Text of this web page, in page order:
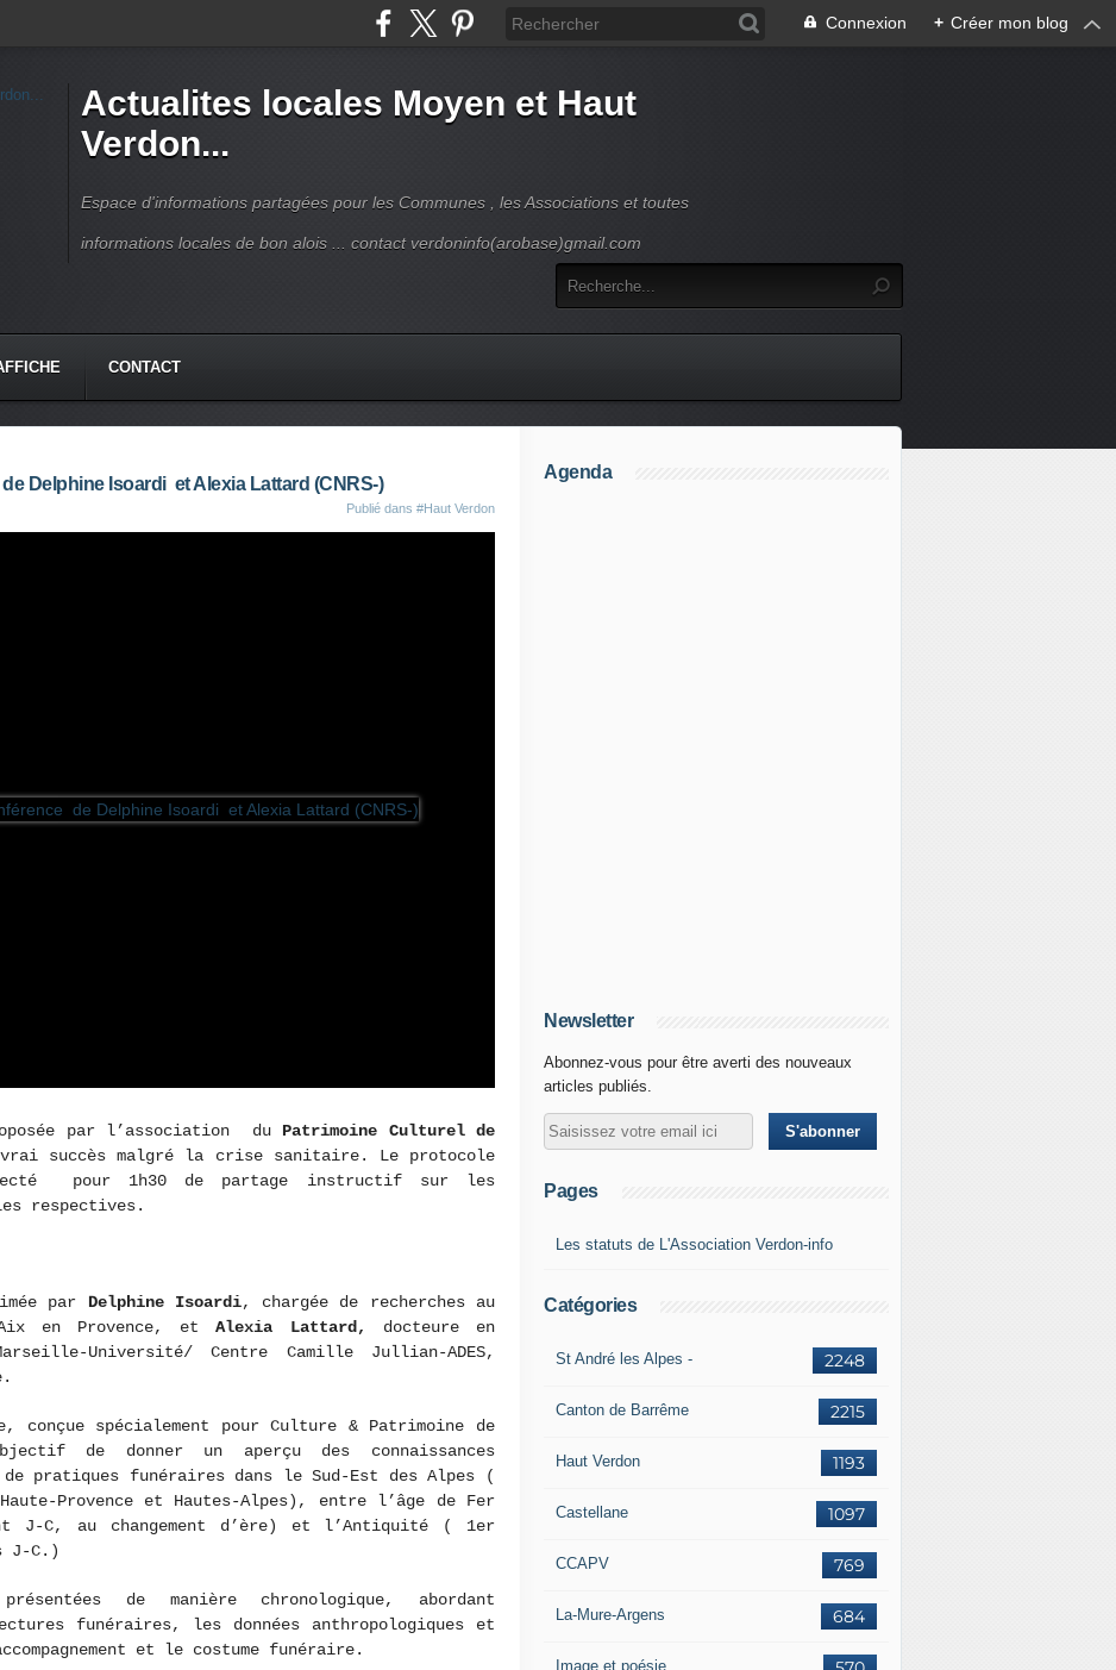
Connexion + Créer mon blog
Actualites locales Moyen et Haut
Verdon...
Espace d'informations partagées pour les Communes , les Associations et toutes
informations locales de bon alois ... contact verdoninfo(arobase)gmail.com
CONTACT
Delphine Isoardi et Alexia Lattard (CNRS-)
Publié dans #Haut Verdon
par l’association du Patrimoine Culturel de
succès malgré la crise sanitaire. Le protocole
pour 1h30 de partage instructif sur les
respectives.
par Delphine Isoardi, chargée de recherches au
en Provence, etAlexia Lattard, docteure en
Université/ Centre Camille Jullian-ADES,
conçue spécialement pour Culture & Patrimoine de
de donner un aperçu des connaissances
de pratiques funéraires dans le Sud-Est des Alpes (
Provence et Hautes-Alpes), entre l’âge de Fer
J-C, au changement d’ère) et l’Antiquité ( 1er
J-C.)
de manière chronologique, abordant
funéraires, les données anthropologiques et
et le costume funéraire.
Agenda
Newsletter
Abonnez-vous pour être averti des nouveaux
articles publiés.
Pages
Les statuts de L'Association Verdon-info
Catégories
2248
St André les Alpes -
2215
Canton de Barrême
1193
Haut Verdon
1097
Castellane
769
CCAPV
684
La-Mure-Argens
Image et poésie